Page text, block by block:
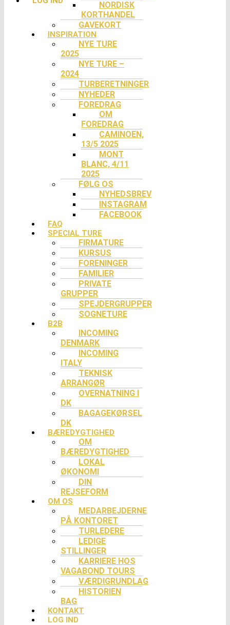
NORDISK
KORTHANDEL
GAVEKORT
INSPIRATION
NYE TURE
2025
NYE TURE –
2024
TURBERETNINGER
NYHEDER
FOREDRAG
OM
FOREDRAG
CAMINOEN,
13/5 2025
MONT
BLANC, 4/11
2025
FØLG OS
NYHEDSBREV
INSTAGRAM
FACEBOOK
FAQ
SPECIAL TURE
FIRMATURE
KURSUS
FORENINGER
FAMILIER
PRIVATE
GRUPPER
SPEJDERGRUPPER
SOGNETURE
B2B
INCOMING
DENMARK
INCOMING
ITALY
TEKNISK
ARRANGØR
OVERNATNING I
DK
BAGAGEKØRSEL
DK
BÆREDYGTIGHED
OM
BÆREDYGTIGHED
LOKAL
ØKONOMI
DIN
REJSEFORM
OM OS
MEDARBEJDERNE
PÅ KONTORET
TURLEDERE
LEDIGE
STILLINGER
KARRIERE HOS
VAGABOND TOURS
VÆRDIGRUNDLAG
HISTORIEN
BAG
KONTAKT
LOG IND